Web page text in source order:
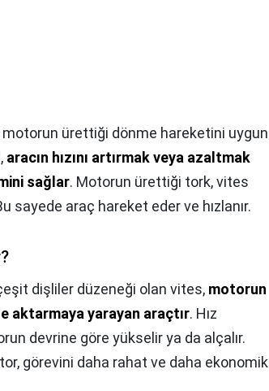
ürettiği dönme hareketini uygun
aracın hızını artırmak veya azaltmak
sağlar. Motorun ürettiği tork, vites
sayede araç hareket eder ve hızlanır.
dişliler düzeneği olan vites, motorun
aktarmaya yarayan araçtır. Hız
devrine göre yükselir ya da alçalır.
görevini daha rahat ve daha ekonomik